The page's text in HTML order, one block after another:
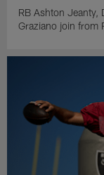
RB Ashton Jeanty,
Graziano join from